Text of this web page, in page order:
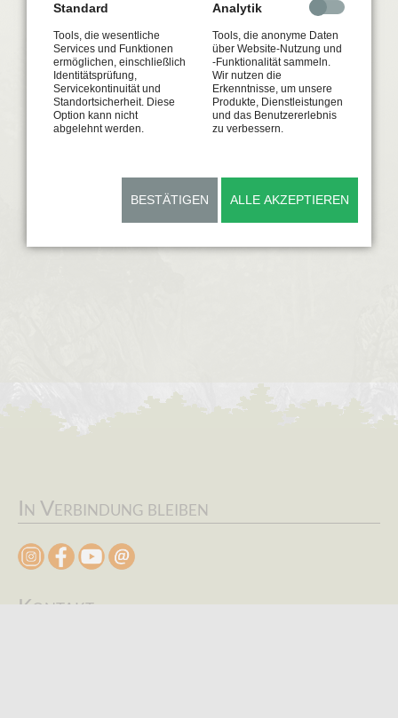
In Verbindung bleiben
Kontakt
Standard
Tools, die wesentliche
Services und Funktionen
ermöglichen, einschließlich
Identitätsprüfung,
Servicekontinuität und
Standortsicherheit. Diese
Option kann nicht
abgelehnt werden.
Analytik
Tools, die anonyme Daten
über Website-Nutzung und
-Funktionalität sammeln.
Wir nutzen die
Erkenntnisse, um unsere
Produkte, Dienstleistungen
und das Benutzererlebnis
zu verbessern.
BESTÄTIGEN ALLE AKZEPTIEREN